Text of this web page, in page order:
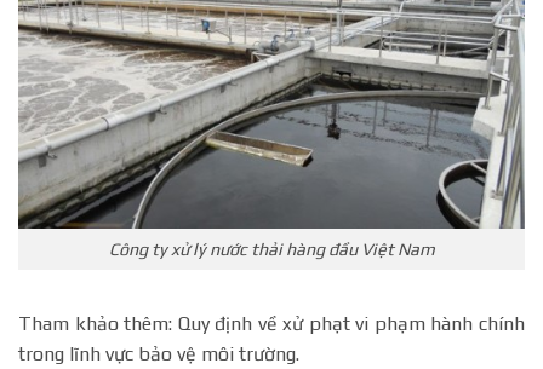
Công ty xử lý nước thải hàng đầu Việt Nam
Tham khảo thêm: Quy định về xử phạt vi phạm hành chính
trong lĩnh vực bảo vệ môi trường.